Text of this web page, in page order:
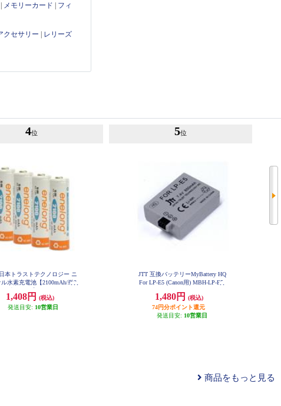
メモリーカード
フィ
クセサリー
レリーズ
4位
本トラストテクノロジー ニ
ル水素充電池【2100mAh/単3
1,408円
(税込)
発送目安: 10営業日
5位
JTT 互換バッテリーMyBattery HQ
For LP-E5 (Canon用) MBH-LP-E5
1,480円
(税込)
74円分ポイント還元
発送目安: 10営業日
商品をもっと見る